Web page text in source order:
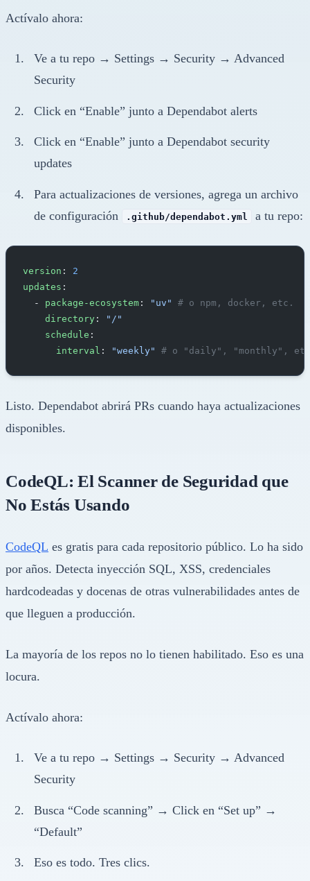
Actívalo ahora:
Ve a tu repo → Settings → Security → Advanced
Security
Click en “Enable” junto a Dependabot alerts
Click en “Enable” junto a Dependabot security
updates
Para actualizaciones de versiones, agrega un archivo
de configuración
.github/dependabot.yml a tu repo:
version : 2
updates :
  -
package-ecosystem : "uv"
# o npm, docker, etc.
    directory
:
"/"
    schedule
:
      interval
: "weekly" # o "daily", "monthly",
Listo. Dependabot abrirá PRs cuando haya actualizaciones
disponibles.
CodeQL: El Scanner de Seguridad que
No Estás Usando
CodeQL es gratis para cada repositorio público. Lo ha sido
por años. Detecta inyección SQL, XSS, credenciales
hardcodeadas y docenas de otras vulnerabilidades antes de
que lleguen a producción.
La mayoría de los repos no lo tienen habilitado. Eso es una
locura.
Actívalo ahora:
Ve a tu repo → Settings → Security → Advanced
Security
Busca “Code scanning” → Click en “Set up” →
“Default”
Eso es todo. Tres clics.